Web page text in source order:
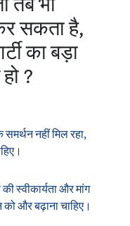
तब भी
सकता है,
का बड़ा
?
नहीं मिल रहा,
स्वीकार्यता और मांग
और बढ़ाना चाहिए।